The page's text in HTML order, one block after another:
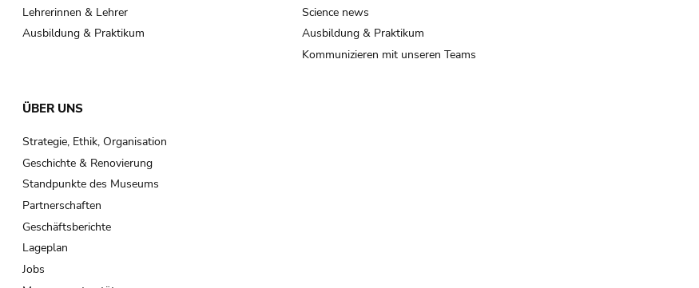
Lehrerinnen & Lehrer
Ausbildung & Praktikum
Science news
Ausbildung & Praktikum
Kommunizieren mit unseren Teams
ÜBER UNS
Strategie, Ethik, Organisation
Geschichte & Renovierung
Standpunkte des Museums
Partnerschaften
Geschäftsberichte
Lageplan
Jobs